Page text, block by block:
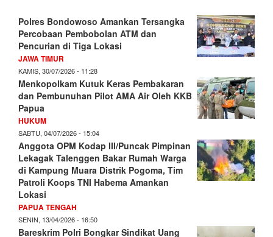
Polres Bondowoso Amankan Tersangka
Percobaan Pembobolan ATM dan
Pencurian di Tiga Lokasi
JAWA TIMUR
KAMIS, 30/07/2026 - 11:28
Menkopolkam Kutuk Keras Pembakaran
dan Pembunuhan Pilot AMA Air Oleh KKB
Papua
HUKUM
SABTU, 04/07/2026 - 15:04
Anggota OPM Kodap III/Puncak Pimpinan
Lekagak Talenggen Bakar Rumah Warga
di Kampung Muara Distrik Pogoma, Tim
Patroli Koops TNI Habema Amankan
Lokasi
PAPUA TENGAH
SENIN, 13/04/2026 - 16:50
Bareskrim Polri Bongkar Sindikat Uang